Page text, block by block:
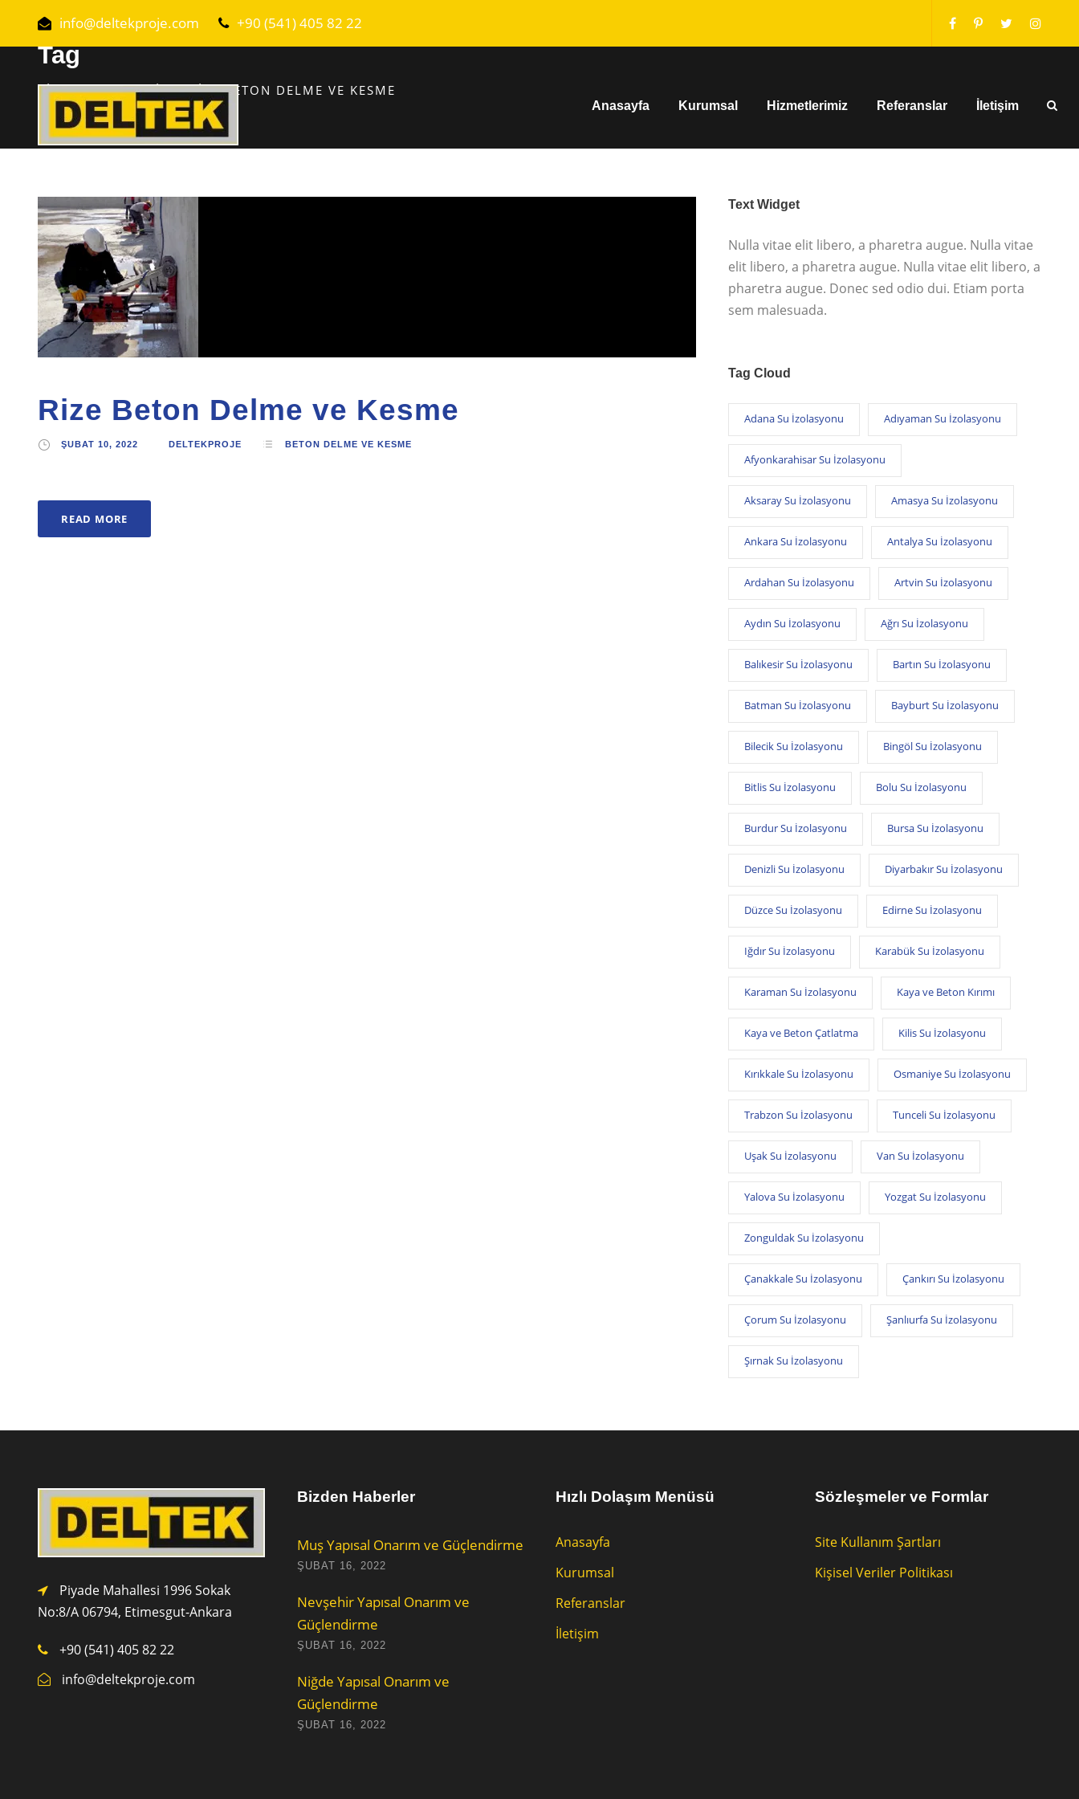
info@deltekproje.com +90 (541) 405 82 22
Anasayfa Kurumsal Hizmetlerimiz Referanslar İletişim
Tag
RIZE KAROT MAKINASI ILE BETON DELME VE KESME
Rize Beton Delme ve Kesme
ŞUBAT 10, 2022 DELTEKPROJE BETON DELME VE KESME
READ MORE
Text Widget
Nulla vitae elit libero, a pharetra augue. Nulla vitae
elit libero, a pharetra augue. Nulla vitae elit libero, a
pharetra augue. Donec sed odio dui. Etiam porta
sem malesuada.
Tag Cloud
Adana Su İzolasyonu Adıyaman Su İzolasyonu
Afyonkarahisar Su İzolasyonu
Aksaray Su İzolasyonu Amasya Su İzolasyonu
Ankara Su İzolasyonu Antalya Su İzolasyonu
Ardahan Su İzolasyonu Artvin Su İzolasyonu
Aydın Su İzolasyonu Ağrı Su İzolasyonu
Balıkesir Su İzolasyonu Bartın Su İzolasyonu
Batman Su İzolasyonu Bayburt Su İzolasyonu
Bilecik Su İzolasyonu Bingöl Su İzolasyonu
Bitlis Su İzolasyonu Bolu Su İzolasyonu
Burdur Su İzolasyonu Bursa Su İzolasyonu
Denizli Su İzolasyonu Diyarbakır Su İzolasyonu
Düzce Su İzolasyonu Edirne Su İzolasyonu
Iğdır Su İzolasyonu Karabük Su İzolasyonu
Karaman Su İzolasyonu Kaya ve Beton Kırımı
Kaya ve Beton Çatlatma Kilis Su İzolasyonu
Kırıkkale Su İzolasyonu Osmaniye Su İzolasyonu
Trabzon Su İzolasyonu Tunceli Su İzolasyonu
Uşak Su İzolasyonu Van Su İzolasyonu
Yalova Su İzolasyonu Yozgat Su İzolasyonu
Zonguldak Su İzolasyonu
Çanakkale Su İzolasyonu Çankırı Su İzolasyonu
Çorum Su İzolasyonu Şanlıurfa Su İzolasyonu
Şırnak Su İzolasyonu
Piyade Mahallesi 1996 Sokak
No:8/A 06794, Etimesgut-Ankara
+90 (541) 405 82 22
info@deltekproje.com
Bizden Haberler
Muş Yapısal Onarım ve Güçlendirme
ŞUBAT 16, 2022
Nevşehir Yapısal Onarım ve
Güçlendirme
ŞUBAT 16, 2022
Niğde Yapısal Onarım ve
Güçlendirme
ŞUBAT 16, 2022
Hızlı Dolaşım Menüsü
Anasayfa
Kurumsal
Referanslar
İletişim
Sözleşmeler ve Formlar
Site Kullanım Şartları
Kişisel Veriler Politikası